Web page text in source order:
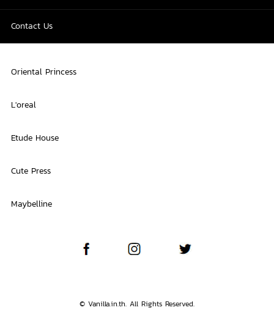
Contact Us
Oriental Princess
L'oreal
Etude House
Cute Press
Maybelline
© Vanilla.in.th. All Rights Reserved.